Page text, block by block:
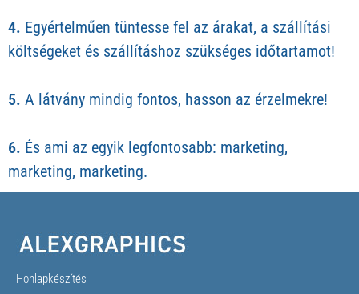
4. Egyértelműen tüntesse fel az árakat, a szállítási
költségeket és szállításhoz szükséges időtartamot!
5. A látvány mindig fontos, hasson az érzelmekre!
6. És ami az egyik legfontosabb: marketing,
marketing, marketing.
Honlapkészítés